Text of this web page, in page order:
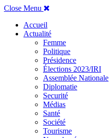
Close Menu
Accueil
Actualité
Femme
Politique
Présidence
Élections 2023/IRI
Assemblée Nationale
Diplomatie
Securité
Médias
Santé
Société
Tourisme